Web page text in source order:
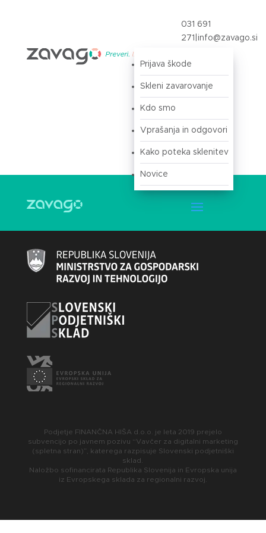
031 691
271 info@zavago.si
Prijava škode
Skleni zavarovanje
Kdo smo
Vprašanja in odgovori
Kako poteka sklenitev
Novice
Podjetje FINANČNA HIŠA d.o.o. je leta 2019 prejelo
subvencijo po javnem pozivu “Vavčer za digitalni marketing
(spletna stran)”, katerega razpisuje Slovenski podjetniški
sklad.
Naložbo sofinancirata Republika Slovenija in Evropska unija
iz Evropskega sklada za regionalni razvoj.